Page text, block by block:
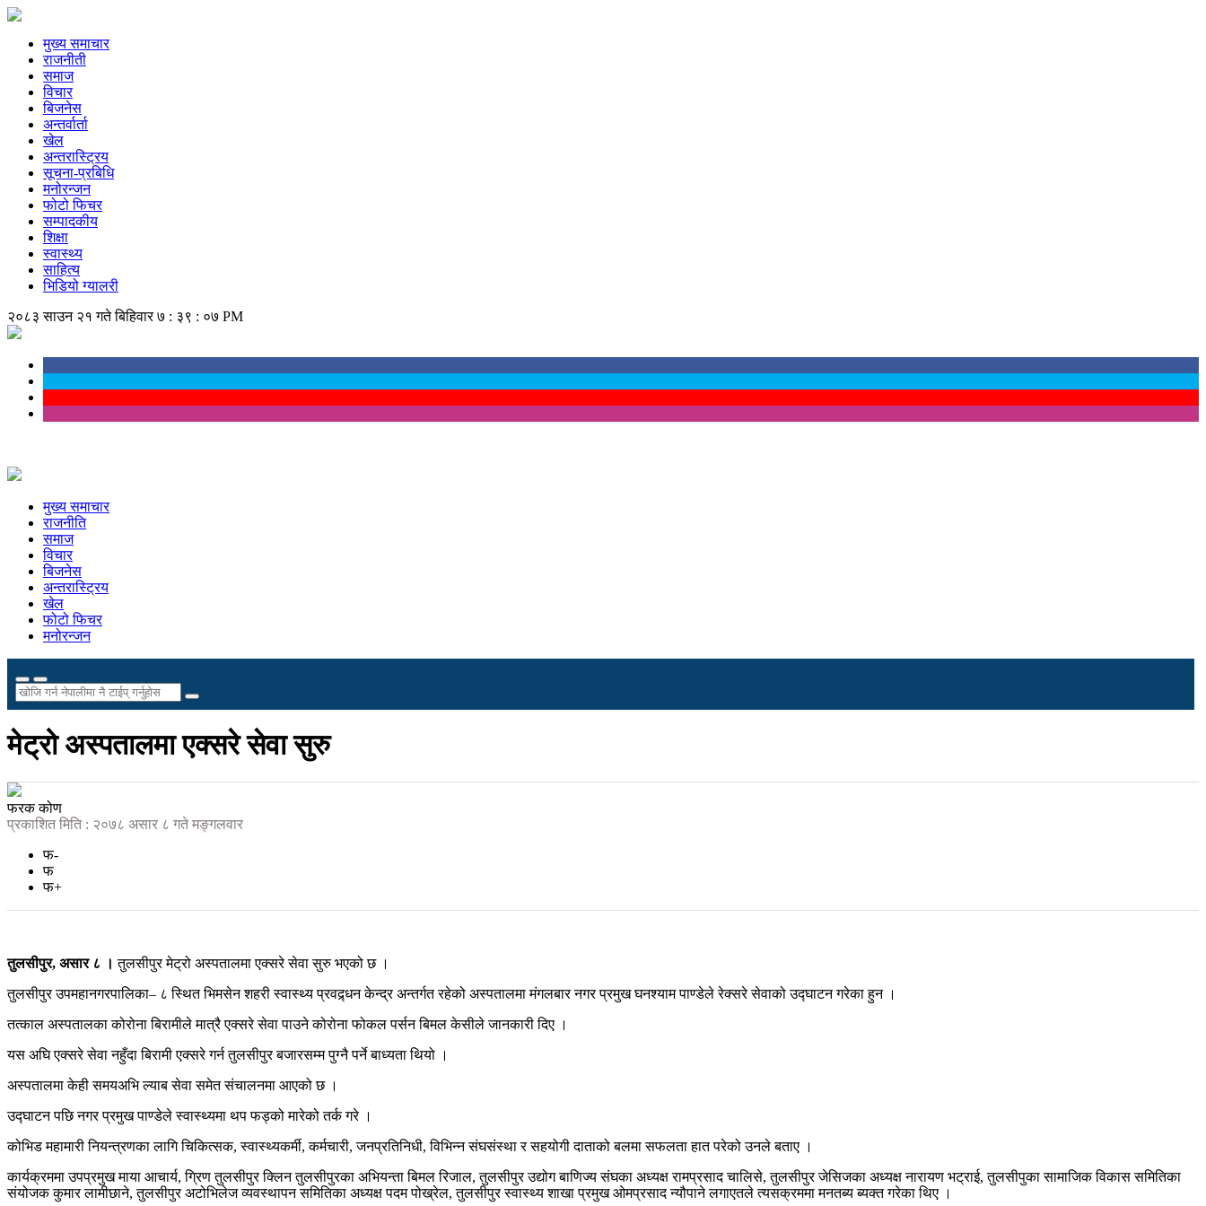
मुख्य समाचार
राजनीती
समाज
विचार
बिजनेस
अन्तर्वार्ता
खेल
अन्तरास्ट्रिय
सूचना-प्रबिधि
मनोरन्जन
फोटो फिचर
सम्पादकीय
शिक्षा
स्वास्थ्य
साहित्य
भिडियो ग्यालरी
२०८३ साउन २१ गते बिहिवार ७ : ३९ : ०८ PM
मुख्य समाचार
राजनीति
समाज
विचार
बिजनेस
अन्तरास्ट्रिय
खेल
फोटो फिचर
मनोरन्जन
मेट्रो अस्पतालमा एक्सरे सेवा सुरु
फरक कोण
प्रकाशित मिति : २०७८ असार ८ गते मङ्गलवार
फ-
फ
फ+
तुलसीपुर, असार ८ । तुलसीपुर मेट्रो अस्पतालमा एक्सरे सेवा सुरु भएको छ ।
तुलसीपुर उपमहानगरपालिका– ८ स्थित भिमसेन शहरी स्वास्थ्य प्रवद्र्धन केन्द्र अन्तर्गत रहेको अस्पतालमा मंगलबार नगर प्रमुख घनश्याम पाण्डेले रेक्सरे सेवाको उद्घाटन गरेका हुन ।
तत्काल अस्पतालका कोरोना बिरामीले मात्रै एक्सरे सेवा पाउने कोरोना फोकल पर्सन बिमल केसीले जानकारी दिए ।
यस अघि एक्सरे सेवा नहुँदा बिरामी एक्सरे गर्न तुलसीपुर बजारसम्म पुग्नै पर्ने बाध्यता थियो ।
अस्पतालमा केही समयअभि ल्याब सेवा समेत संचालनमा आएको छ ।
उद्घाटन पछि नगर प्रमुख पाण्डेले स्वास्थ्यमा थप फड्को मारेको तर्क गरे ।
कोभिड महामारी नियन्त्रणका लागि चिकित्सक, स्वास्थ्यकर्मी, कर्मचारी, जनप्रतिनिधी, विभिन्न संघसंस्था र सहयोगी दाताको बलमा सफलता हात परेको उनले बताए ।
कार्यक्रममा उपप्रमुख माया आचार्य, ग्रिण तुलसीपुर क्लिन तुलसीपुरका अभियन्ता बिमल रिजाल, तुलसीपुर उद्योग बाणिज्य संघका अध्यक्ष रामप्रसाद चालिसे, तुलसीपुर जेसिजका अध्यक्ष नारायण भट्राई, तुलसीपुका सामाजिक विकास समितिका
संयोजक कुमार लामीछाने, तुलसीपुर अटोभिलेज व्यवस्थापन समितिका अध्यक्ष पदम पोख्रेल, तुलसीपुर स्वास्थ्य शाखा प्रमुख ओमप्रसाद न्यौपाने लगाएतले त्यसक्रममा मनतब्य ब्यक्त गरेका थिए ।